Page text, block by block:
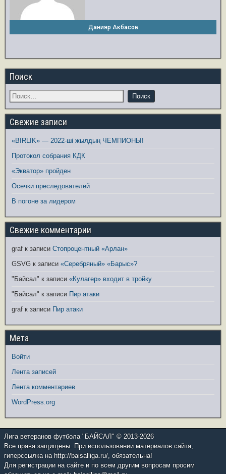
Данияр Акбасов
Поиск
Свежие записи
«BIRLIK» — 2022-ші жылдың ЧЕМПИОНЫ!
Протокол собрания КДК
«Экватор» пройден
Осечки преследователей
В погоне за лидером
Свежие комментарии
graf к записи Стопроцентный «Арлан»
GSVG к записи «Серебряный» «Барыс»?
"Байсал" к записи «Кулагер» входит в тройку
"Байсал" к записи Пир атаки
graf к записи Пир атаки
Мета
Войти
Лента записей
Лента комментариев
WordPress.org
Лига ветеранов футбола "БАЙСАЛ" © 2013-2026
Все права защищены. При использовании материалов сайта,
гиперссылка на http://baisalliga.ru/, обязательна!
Для регистрации на сайте и по всем другим вопросам просим